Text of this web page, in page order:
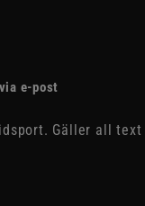
e-post
Gäller all text